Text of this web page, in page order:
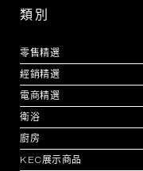
類別
零售精選
經銷精選
電商精選
衛浴
廚房
KEC展示商品